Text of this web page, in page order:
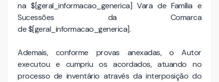
na $[geral_informacao_generica] Vara de Família e
Sucessões da Comarca
de $[geral_informacao_generica].
Ademais, conforme provas anexadas, o Autor
executou e cumpriu os acordados, atuando no
processo de inventário através da interposição do